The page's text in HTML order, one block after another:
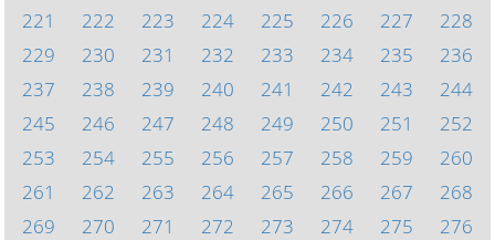
221
222 223 224 225 226 227
228
229
230 231 232 233 234 235
236
237
238 239 240 241 242 243
244
245
246 247 248 249 250 251
252
253
254 255 256 257 258 259
260
261
262 263 264 265 266 267
268
269
270 271 272 273 274 275
276